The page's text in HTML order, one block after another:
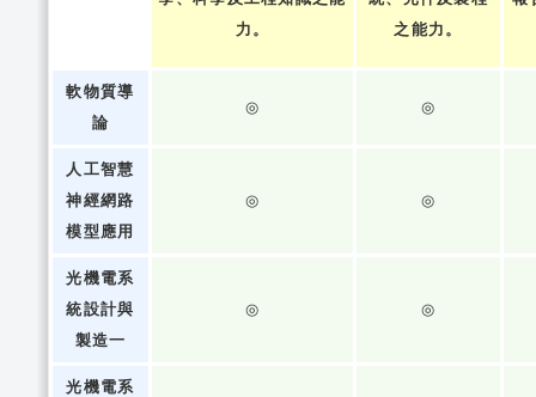
力。
之能力。
軟物質導
論
◎ ◎
人工智慧
神經網路
模型應用
◎ ◎
光機電系
統設計與
製造一
◎ ◎
光機電系